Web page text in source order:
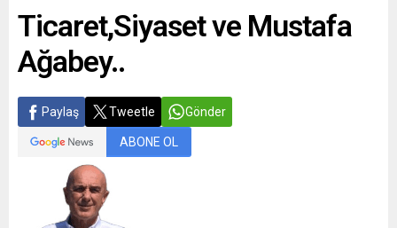
Ticaret,Siyaset ve Mustafa
Ağabey..
Paylaş Tweetle Gönder
ABONE OL